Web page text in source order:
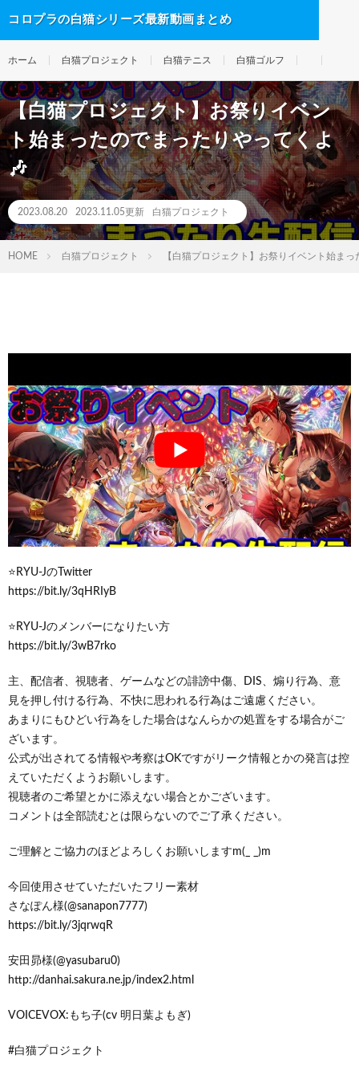
コロプラの白猫シリーズ最新動画まとめ
ホーム 白猫プロジェクト 白猫テニス 白猫ゴルフ
【白猫プロジェクト】お祭りイベン
ト始まったのでまったりやってくよ
🎶
2023.08.20 2023.11.05更新 白猫プロジェクト
HOME 白猫プロジェクト 【白猫プロジェクト】お祭りイベント始ま
⭐️RYU-JのTwitter
https://bit.ly/3qHRIyB
⭐️RYU-Jのメンバーになりたい方
https://bit.ly/3wB7rko
主、配信者、視聴者、ゲームなどの誹謗中傷、DIS、煽り行為、意
見を押し付ける行為、不快に思われる行為はご遠慮ください。
あまりにもひどい行為をした場合はなんらかの処置をする場合がご
ざいます。
公式が出されてる情報や考察はOKですがリーク情報とかの発言は控
えていただくようお願いします。
視聴者のご希望とかに添えない場合とかございます。
コメントは全部読むとは限らないのでご了承ください。
ご理解とご協力のほどよろしくお願いしますm(_ _)m
今回使用させていただいたフリー素材
さなぽん様(@sanapon7777)
https://bit.ly/3jqrwqR
安田昴様(@yasubaru0)
http://danhai.sakura.ne.jp/index2.html
VOICEVOX:もち子(cv 明日葉よもぎ)
#白猫プロジェクト